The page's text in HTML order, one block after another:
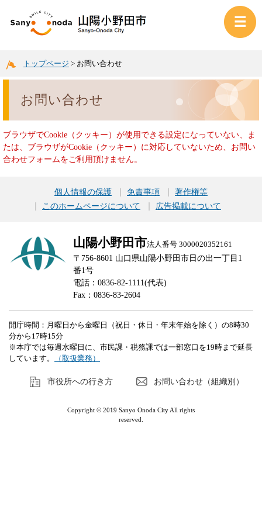
トップページ > お問い合わせ
お問い合わせ
ブラウザでCookie（クッキー）が使用できる設定になっていない、ま
たは、ブラウザがCookie（クッキー）に対応していないため、お問い
合わせフォームをご利用頂けません。
個人情報の保護 免責事項
著作権等
このホームページについて
広告掲載について
山陽小野田市法人番号 3000020352161
〒756-8601 山口県山陽小野田市日の出一丁目1
番1号
電話：0836-82-1111(代表)
Fax：0836-83-2604
開庁時間：月曜日から金曜日（祝日・休日・年末年始を除く）の8時30
分から17時15分
※本庁では毎週水曜日に、市民課・税務課では一部窓口を19時まで延長
しています。
（取扱業務）
市役所への行き方 お問い合わせ（組織別）
Copyright © 2019 Sanyo Onoda City All rights
reserved.